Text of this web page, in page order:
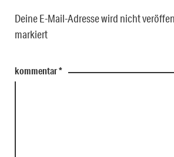
Deine E-Mail-Adresse wird nicht
markiert
kommentar*